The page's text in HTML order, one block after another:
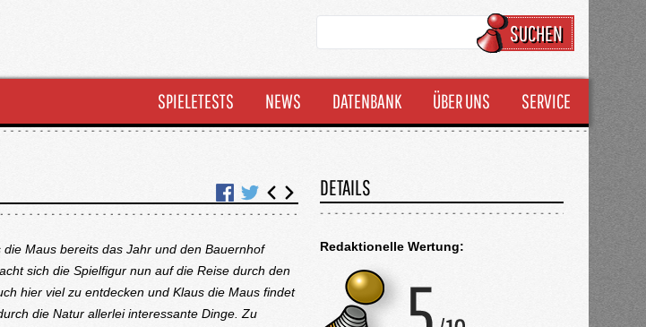
SUCHEN
SPIELETESTS NEWS DATENBANK ÜBER UNS SERVICE
die Maus bereits das Jahr und den Bauernhof
sich die Spielfigur nun auf die Reise durch den
hier viel zu entdecken und Klaus die Maus findet
die Natur allerlei interessante Dinge. Zu
DETAILS
Redaktionelle Wertung: